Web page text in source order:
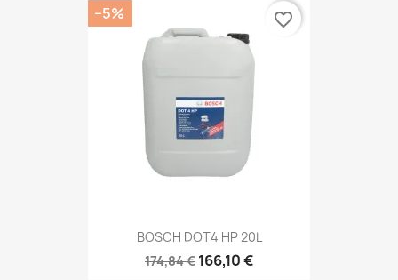
BOSCH DOT4 HP 20L
174,84 € 166,10 €
−5% favorite_border